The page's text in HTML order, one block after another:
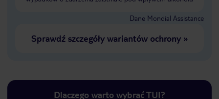
Dane Mondial Assistance
Sprawdź szczegóły wariantów ochrony»
Dlaczego warto wybrać TUI?